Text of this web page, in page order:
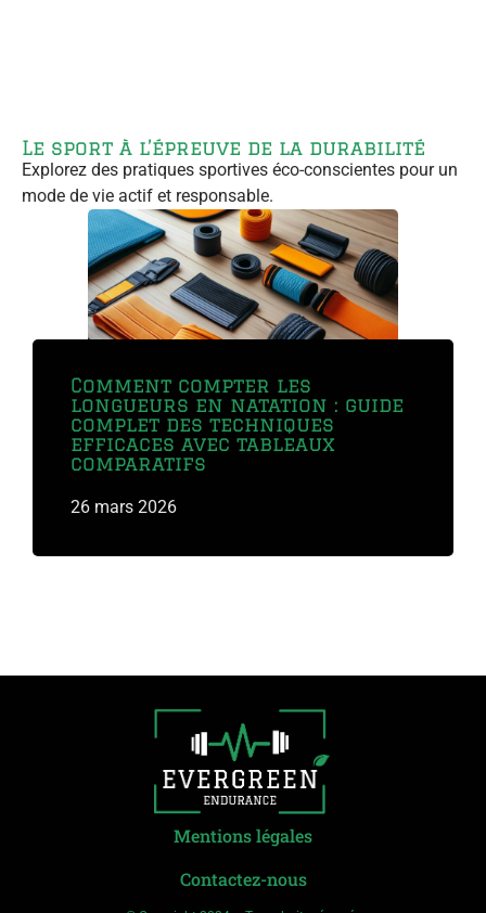
Le sport à l’épreuve de la durabilité
Explorez des pratiques sportives éco-conscientes pour un
mode de vie actif et responsable.
Comment compter les
longueurs en natation : guide
complet des techniques
efficaces avec tableaux
comparatifs
26 mars 2026
Le monde des arts martiaux mixtes a connu
une transformation...
Mentions légales
Contactez-nous